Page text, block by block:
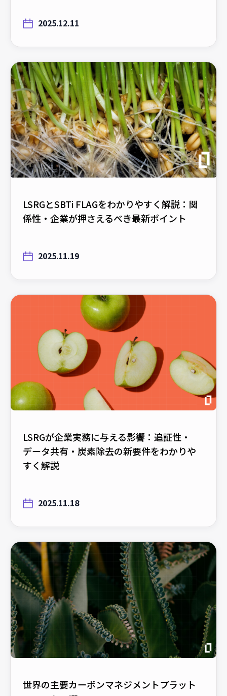
2025.12.11
LSRGとSBTi FLAGをわかりやすく解説：関
係性・企業が押さえるべき最新ポイント
2025.11.19
LSRGが企業実務に与える影響：追証性・
データ共有・炭素除去の新要件をわかりや
すく解説
2025.11.18
世界の主要カーボンマネジメントプラット